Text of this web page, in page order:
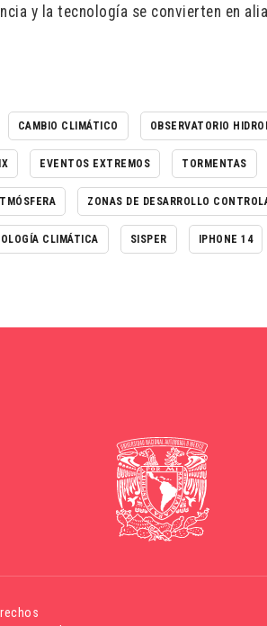
y la tecnología se convierten en
CAMBIO CLIMÁTICO OBSERVATORIO
EVENTOS EXTREMOS TORMENTAS
ZONAS DE DESARROLLO
CLIMÁTICA SISPER IPHONE 14